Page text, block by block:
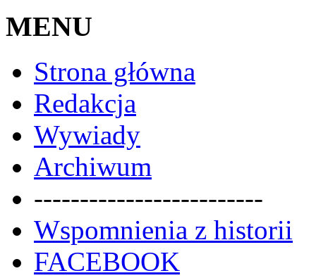
MENU
Strona główna
Redakcja
Wywiady
Archiwum
-------------------------
Wspomnienia z historii
FACEBOOK